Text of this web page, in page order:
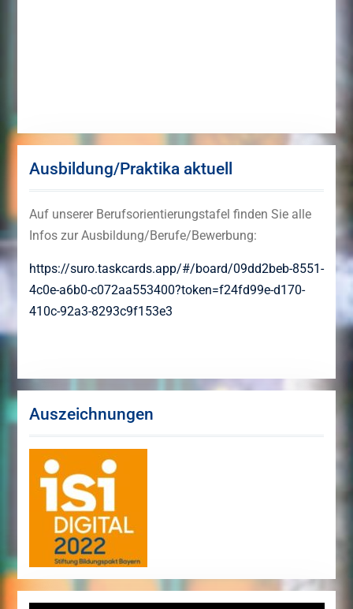
Ausbildung/Praktika aktuell
Auf unserer Berufsorientierungstafel finden Sie alle
Infos zur Ausbildung/Berufe/Bewerbung:
https://suro.taskcards.app/#/board/09dd2beb-8551-
4c0e-a6b0-c072aa553400?token=f24fd99e-d170-
410c-92a3-8293c9f153e3
Auszeichnungen